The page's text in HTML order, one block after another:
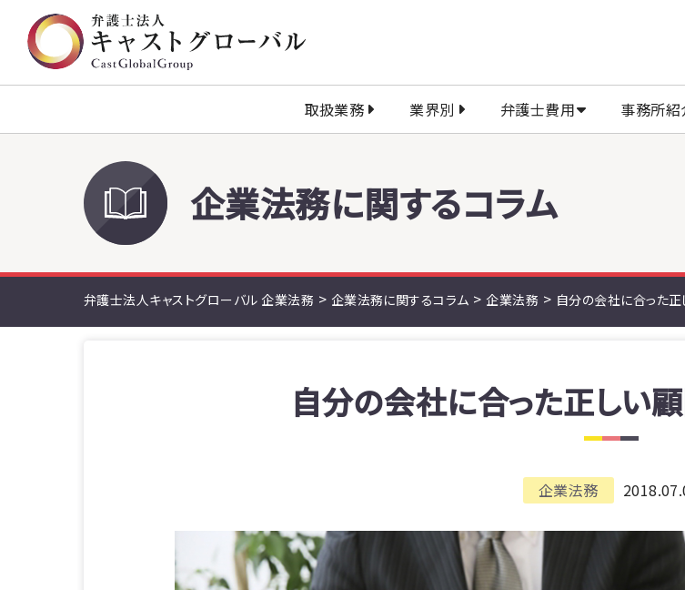
取扱業務 業界別 弁護士費用 事務所紹
企業法務に関するコラム
弁護士法人キャストグローバル 企業法務 > 企業法務に関するコラム >企業法務 > 自分の会社に合った
自分の会社に合った正しい
企業法務